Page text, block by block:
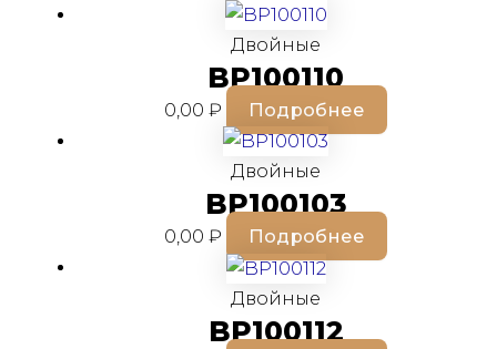
Двойные
BP100110
0,00₽ Подробнее
Двойные
BP100103
0,00₽ Подробнее
Двойные
BP100112